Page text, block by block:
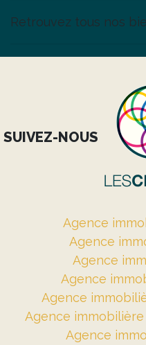
Retrouvez tous nos
SUIVEZ-NOUS
Agence
Agence
Agence
Agence
Agence
Agence
Agence